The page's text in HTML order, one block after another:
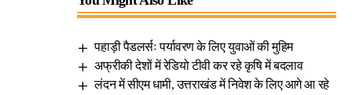
पहाड़ी पैडलर्सः पर्यावरण के लिए युवाओं की मुहिम
अफ्रीकी देशों में रेडियो टीवी कर रहे कृषि में बदलाव
लंदन में सीएम धामी, उत्तराखंड में निवेश के लिए आगे आ रहे